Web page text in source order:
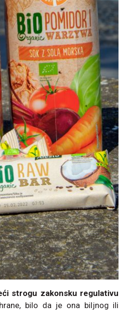
strogu zakonsku regulativu
bilo da je ona biljnog ili